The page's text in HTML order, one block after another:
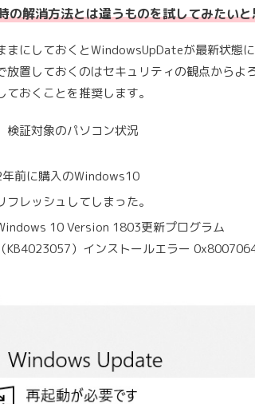
の解消方法とは違うものを試してみたい
まにしておくとWindowsUpDateが最新状態に
放置しておくのはセキュリティの観点からよ
ておくことを推奨します。
検証対象のパソコン状況
年前に購入のWindows10
フレッシュしてしまった。
10 Version 1803更新プログラム
（KB4023057）インストールエラー